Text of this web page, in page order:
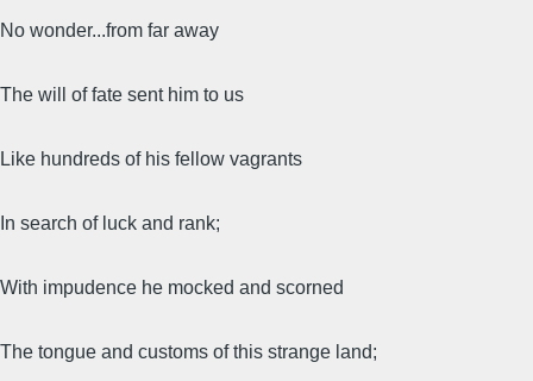
No wonder...from far away
The will of fate sent him to us
Like hundreds of his fellow vagrants
In search of luck and rank;
With impudence he mocked and scorned
The tongue and сustoms of this strange land;